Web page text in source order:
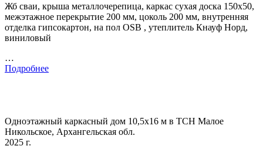
Жб сваи, крыша металлочерепица, каркас сухая доска 150х50,
межэтажное перекрытие 200 мм, цоколь 200 мм, внутренняя
отделка гипсокартон, на пол OSB , утеплитель Кнауф Норд,
виниловый
…
Подробнее
Одноэтажный каркасный дом 10,5х16 м в ТСН Малое
Никольское, Архангельская обл.
2025 г.